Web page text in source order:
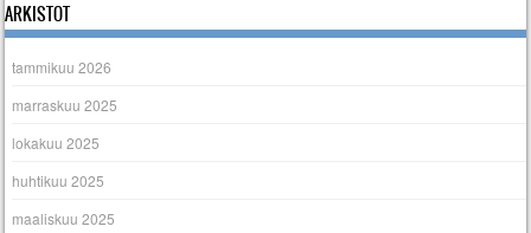
ARKISTOT
tammikuu 2026
marraskuu 2025
lokakuu 2025
huhtikuu 2025
maaliskuu 2025